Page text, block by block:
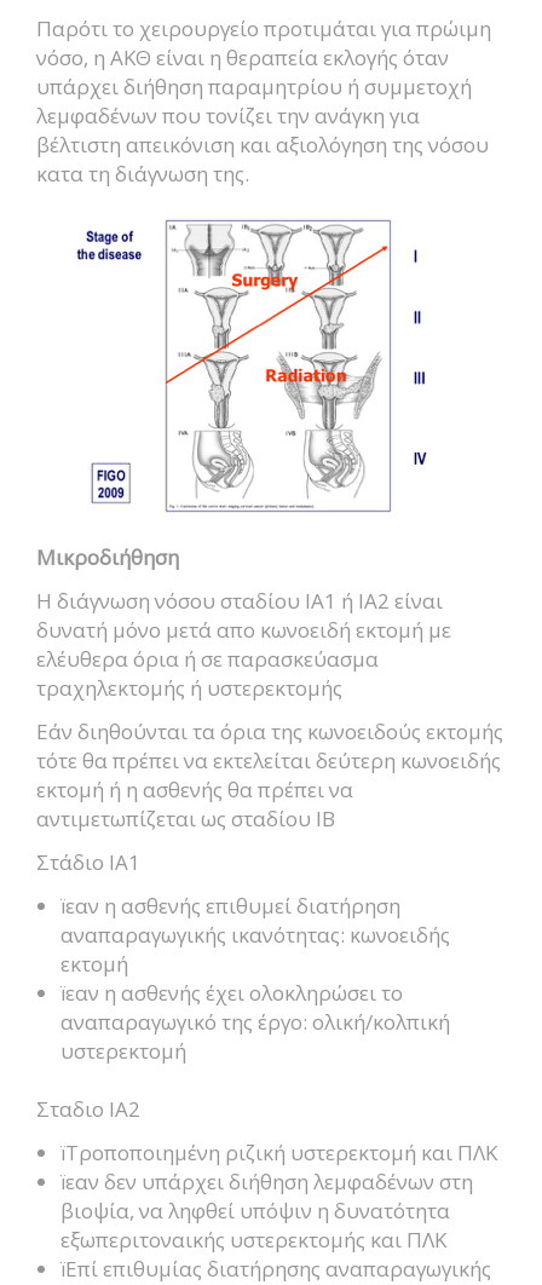
Παρότι το χειρουργείο προτιμάται για πρώιμη
νόσο, η ΑΚΘ είναι η θεραπεία εκλογής όταν
υπάρχει διήθηση παραμητρίου ή συμμετοχή
λεμφαδένων που τονίζει την ανάγκη για
βέλτιστη απεικόνιση και αξιολόγηση της νόσου
κατα τη διάγνωση της.
Μικροδιήθηση
Η διάγνωση νόσου σταδίου ΙΑ1 ή ΙΑ2 είναι
δυνατή μόνο μετά απο κωνοειδή εκτομή με
ελέυθερα όρια ή σε παρασκεύασμα
τραχηλεκτομής ή υστερεκτομής
Εάν διηθούνται τα όρια της κωνοειδούς εκτομής
τότε θα πρέπει να εκτελείται δεύτερη κωνοειδής
εκτομή ή η ασθενής θα πρέπει να
αντιμετωπίζεται ως σταδίου ΙΒ
Στάδιο ΙΑ1
ïεαν η ασθενής επιθυμεί διατήρηση
αναπαραγωγικής ικανότητας: κωνοειδής
εκτομή
ïεαν η ασθενής έχει ολοκληρώσει το
αναπαραγωγικό της έργο: ολική/κολπική
υστερεκτομή
Σταδιο ΙΑ2
ïΤροποποιημένη ριζική υστερεκτομή και ΠΛΚ
ïεαν δεν υπάρχει διήθηση λεμφαδένων στη
βιοψία, να ληφθεί υπόψιν η δυνατότητα
εξωπεριτοναικής υστερεκτομής και ΠΛΚ
ïΕπί επιθυμίας διατήρησης αναπαραγωγικής